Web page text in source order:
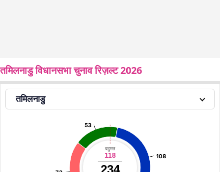
तमिलनाडु विधानसभा चुनाव रिज़ल्ट 2026